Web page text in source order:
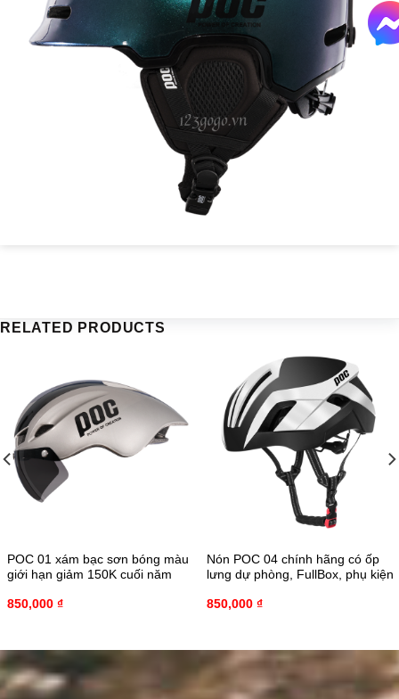
RELATED PRODUCTS
POC 01 xám bạc sơn bóng màu
giới hạn giảm 150K cuối năm
850,000 ₫
Nón POC 04 chính hãng có ốp
lưng dự phòng, FullBox, phụ kiện
850,000 ₫